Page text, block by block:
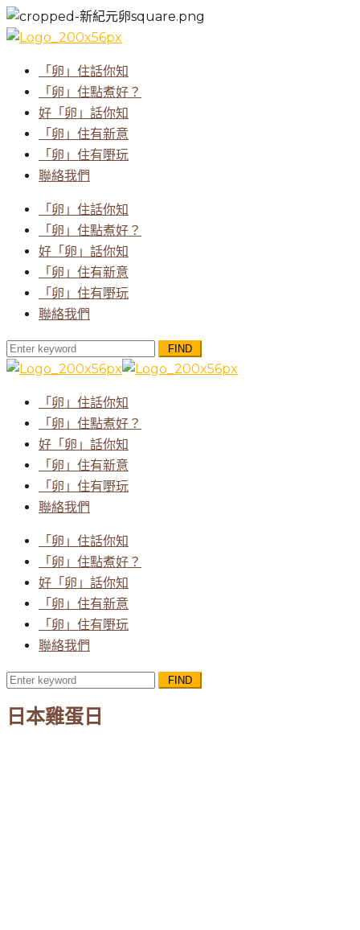
「卵」住話你知
「卵」住點煮好？
好「卵」話你知
「卵」住有新意
「卵」住有嘢玩
聯絡我們
「卵」住話你知
「卵」住點煮好？
好「卵」話你知
「卵」住有新意
「卵」住有嘢玩
聯絡我們
Search
for:
「卵」住話你知
「卵」住點煮好？
好「卵」話你知
「卵」住有新意
「卵」住有嘢玩
聯絡我們
「卵」住話你知
「卵」住點煮好？
好「卵」話你知
「卵」住有新意
「卵」住有嘢玩
聯絡我們
Search
日本雞蛋日